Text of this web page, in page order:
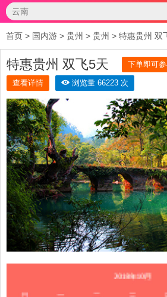
首页 > 国内游 > 贵州 > 贵州 > 特惠贵州 双
特惠贵州 双飞5天 下单即可
查看详情 浏览量 66223 次